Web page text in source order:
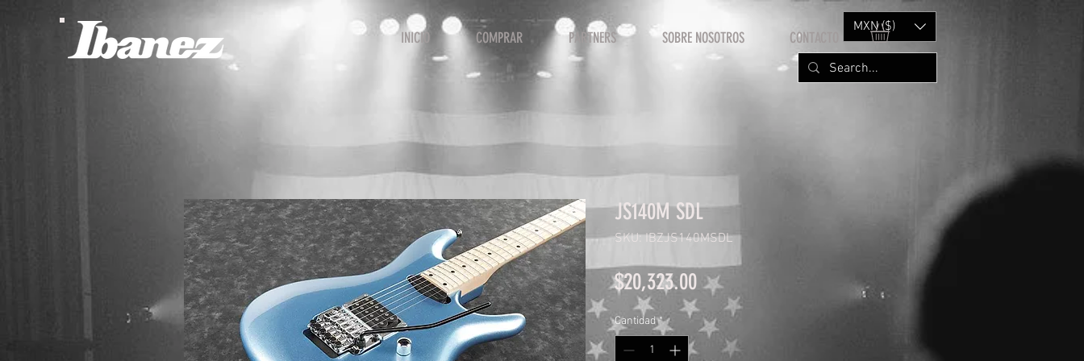
INICIO COMPRAR PARTNERS SOBRE NOSOTROS CONTACTO
MXN ($)
JS140M SDL
SKU: IBZJS140MSDL
$20,323.00Precio
Cantidad *